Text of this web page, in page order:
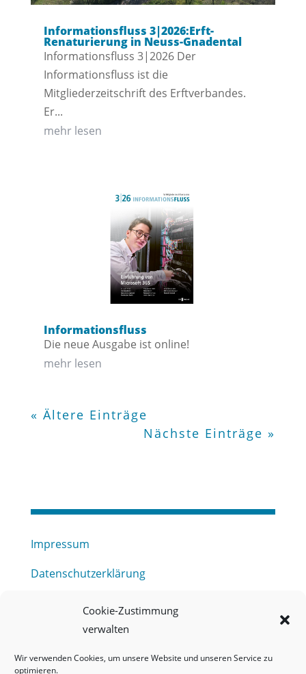
Cookie-Zustimmung
verwalten
Wir verwenden Cookies, um unsere Website und unseren Service zu
optimieren.
Informationsfluss 3|2026:Erft-
Renaturierung in Neuss-Gnadental
Informationsfluss 3|2026 Der
Informationsfluss ist die
Mitgliederzeitschrift des Erftverbandes.
Er...
mehr lesen
Informationsfluss
Die neue Ausgabe ist online!
mehr lesen
« Ältere Einträge
Nächste Einträge »
Impressum
Datenschutzerklärung
Haftungsausschluss
Barrierefreiheitserklärung
Meldestelle (HinSchG) des Erftverbandes